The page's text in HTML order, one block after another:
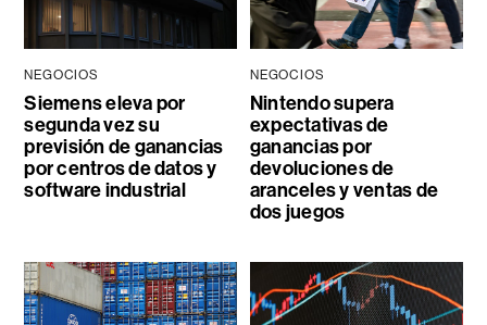
NEGOCIOS
Siemens eleva por
segunda vez su
previsión de ganancias
por centros de datos y
software industrial
NEGOCIOS
Nintendo supera
expectativas de
ganancias por
devoluciones de
aranceles y ventas de
dos juegos